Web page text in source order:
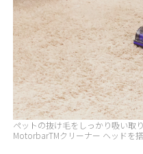
ペットの抜け毛をしっかり吸い取
MotorbarTMクリーナー ヘッドを搭